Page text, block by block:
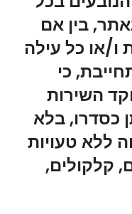
בין אם
ו/או כל עילה
כי
השירות
כסדרו, בלא
ללא טעויות
קלקולים,